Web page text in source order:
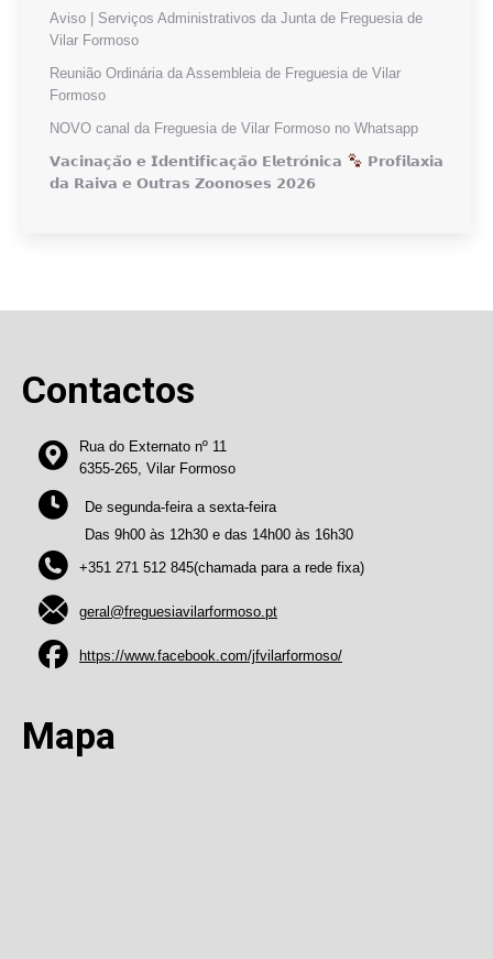
Aviso | Serviços Administrativos da Junta de Freguesia de
Vilar Formoso
Reunião Ordinária da Assembleia de Freguesia de Vilar
Formoso
NOVO canal da Freguesia de Vilar Formoso no Whatsapp
𝗩𝗮𝗰𝗶𝗻𝗮𝗰̧𝗮̃𝗼 𝗲 𝗜𝗱𝗲𝗻𝘁𝗶𝗳𝗶𝗰𝗮𝗰̧𝗮̃𝗼 𝗘𝗹𝗲𝘁𝗿𝗼́𝗻𝗶𝗰𝗮
𝗣𝗿𝗼𝗳𝗶𝗹𝗮𝘅𝗶𝗮
𝗱𝗮 𝗥𝗮𝗶𝘃𝗮 𝗲 𝗢𝘂𝘁𝗿𝗮𝘀 𝗭𝗼𝗼𝗻𝗼𝘀𝗲𝘀 𝟮𝟬𝟮𝟲
Contactos
Rua do Externato nº 11
6355-265, Vilar Formoso
De segunda-feira a sexta-feira
Das 9h00 às 12h30 e das 14h00 às 16h30
+351 271 512 845(chamada para a rede fixa)
geral@freguesiavilarformoso.pt
https://www.facebook.com/jfvilarformoso/
Mapa